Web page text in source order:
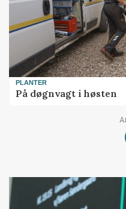
PLANTER
På døgnvagt i høsten